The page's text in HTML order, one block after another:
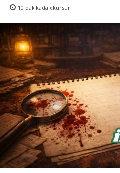
10 dakikada okursun